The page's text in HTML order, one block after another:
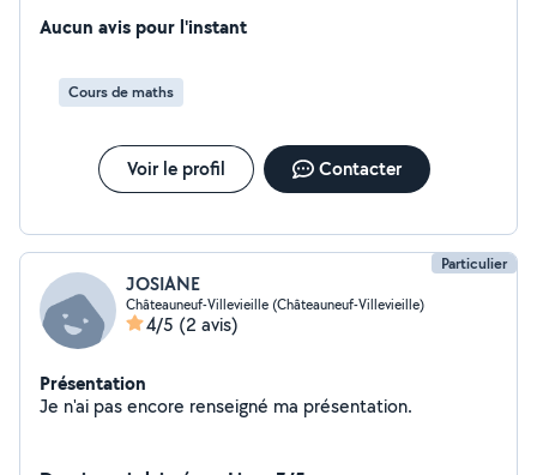
occupe aussi de la transition entre le lycée et le
Aucun avis pour l'instant
Cours de maths
Voir le profil Contacter
Particulier
JOSIANE
Châteauneuf-Villevieille (Châteauneuf-Villevieille)
4/5 (2 avis)
Présentation
Je n'ai pas encore renseigné ma présentation.